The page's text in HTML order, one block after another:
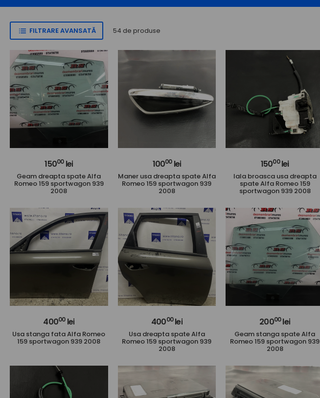
FILTRARE AVANSATĂ 54 de produse
15000lei
Geam dreapta spate Alfa
Romeo 159 sportwagon 939
2008
10000lei
Maner usa dreapta spate Alfa
Romeo 159 sportwagon 939
2008
15000lei
Iala broasca usa dreapta
spate Alfa Romeo 159
sportwagon 939 2008
40000lei
Usa stanga fata Alfa Romeo
159 sportwagon 939 2008
40000lei
Usa dreapta spate Alfa
Romeo 159 sportwagon 939
2008
20000lei
Geam stanga spate Alfa
Romeo 159 sportwagon 939
2008